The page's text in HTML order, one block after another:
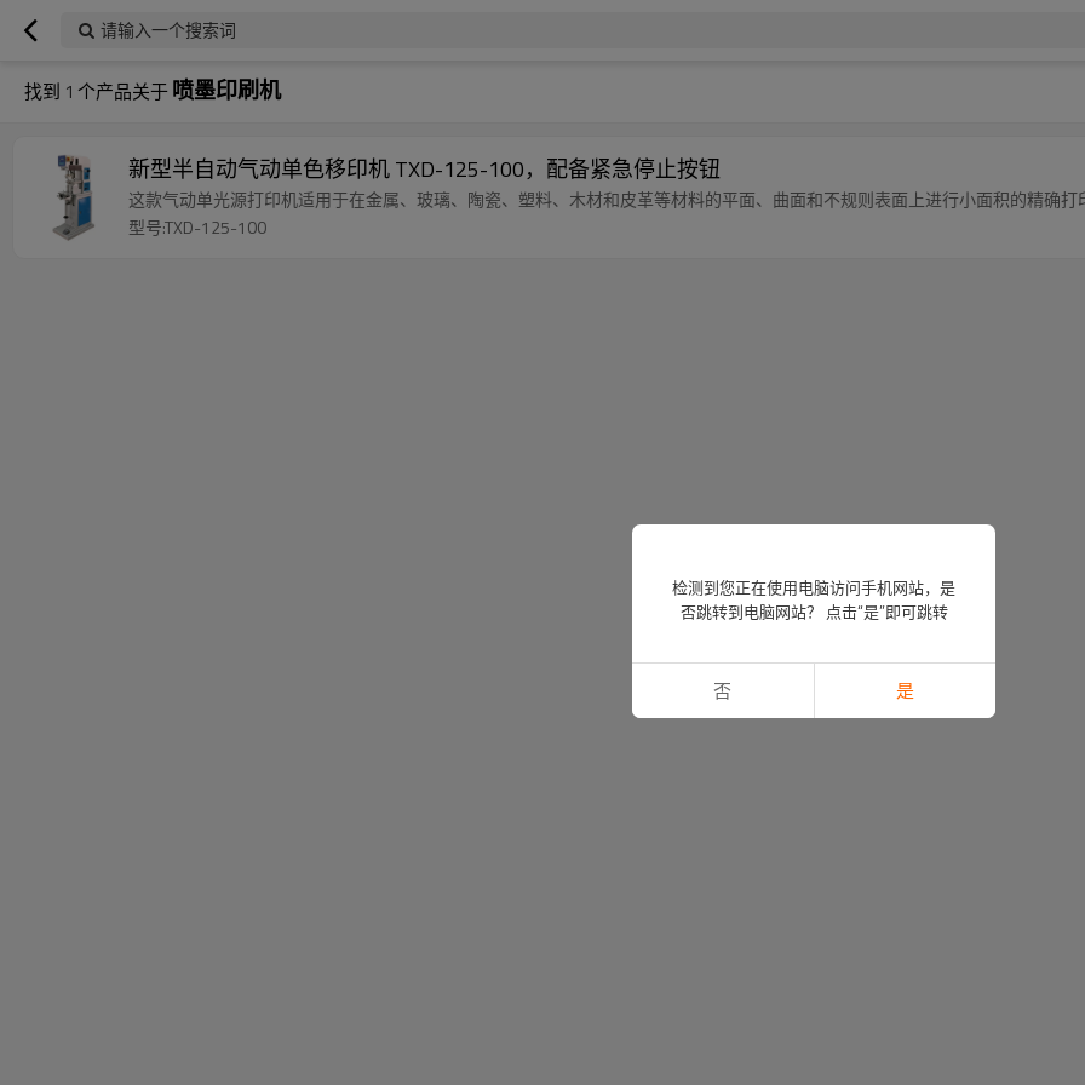
请输入一个搜索词
找到 1 个产品关于喷墨印刷机
新型半自动气动单色移印机 TXD-125-100，配备紧急停止按钮
这款气动单光源打印机适用于在金属、玻璃、陶瓷、塑料、木材和皮革等材料的平面、曲面和不规则表面上进行小面积的精确打
型号:TXD-125-100
检测到您正在使用电脑访问手机网站，是
否跳转到电脑网站？ 点击“是”即可跳转
否 是